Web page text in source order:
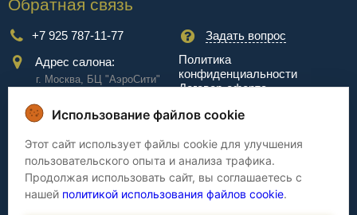
Обратная связь
+7 925 787-11-77
Задать вопрос
Адрес салона:
г. Москва, БЦ "АэроCити"
Куркинское ш., стр.2, 17
этаж
Политика
конфиденциальности
Договор-оферта
Сервис
Доставка
Сборка
Оплата
Дизайнерам
Использование файлов cookie
Этот сайт использует файлы cookie для улучшения
пользовательского опыта и анализа трафика.
Продолжая использовать сайт, вы соглашаетесь с
нашей политикой использования файлов cookie.